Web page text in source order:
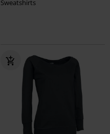
Sweatshirts